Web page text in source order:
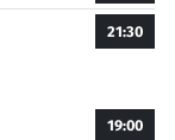
21:30
19:00